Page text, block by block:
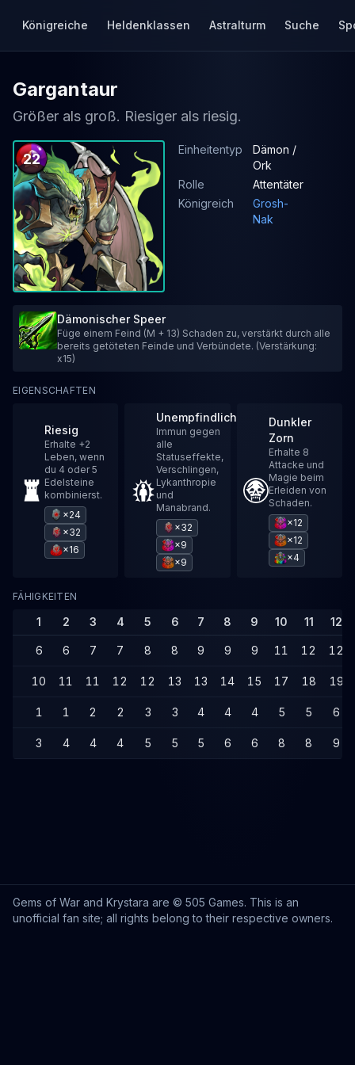
Königreiche Heldenklassen Astralturm Suche
Gargantaur
Größer als groß. Riesiger als riesig.
22
Einheitentyp
Dämon /
Ork
Rolle
Attentäter
Königreich
Grosh-
Nak
Dämonischer Speer
Füge einem Feind (M + 13) Schaden zu, verstärkt durch alle
bereits getöteten Feinde und Verbündete. (Verstärkung:
x15)
EIGENSCHAFTEN
Riesig
Erhalte +2
Leben, wenn
du 4 oder 5
Edelsteine
kombinierst.
×24
×32
×16
Unempfindlich
Immun gegen
alle
Statuseffekte,
Verschlingen,
Lykanthropie
und
Manabrand.
×32
×9
×9
Dunkler
Zorn
Erhalte 8
Attacke und
Magie beim
Erleiden von
Schaden.
×12
×12
×4
FÄHIGKEITEN
1 2 3 4 5 6 7 8 9 10 11 12
6 6 7 7 8 8 9 9 9 11 12 12
10 11 11 12 12 13 13 14 15 17 18 19
1 1 2 2 3 3 4 4 4 5 5 6
3 4 4 4 5 5 5 6 6 8 8 9
Gems of War and Krystara are © 505 Games. This is an
unofficial fan site; all rights belong to their respective owners.